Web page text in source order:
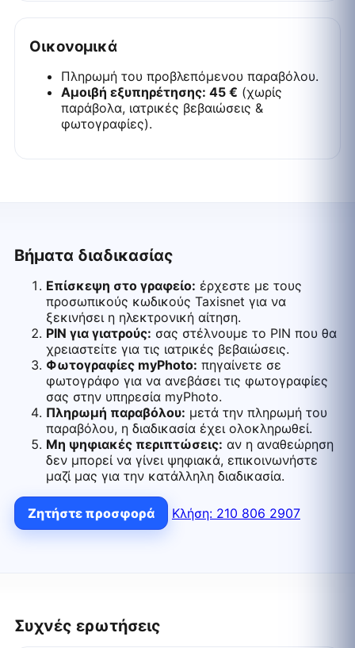
Οικονομικά
Πληρωμή του προβλεπόμενου παραβόλου.
Αμοιβή εξυπηρέτησης: 45 € (χωρίς
παράβολα, ιατρικές βεβαιώσεις &
φωτογραφίες).
Βήματα διαδικασίας
Επίσκεψη στο γραφείο: έρχεστε με τους
προσωπικούς κωδικούς Taxisnet για να
ξεκινήσει η ηλεκτρονική αίτηση.
PIN για γιατρούς: σας στέλνουμε το PIN που θα
χρειαστείτε για τις ιατρικές βεβαιώσεις.
Φωτογραφίες myPhoto: πηγαίνετε σε
φωτογράφο για να ανεβάσει τις φωτογραφίες
σας στην υπηρεσία myPhoto.
Πληρωμή παραβόλου: μετά την πληρωμή του
παραβόλου, η διαδικασία έχει ολοκληρωθεί.
Μη ψηφιακές περιπτώσεις: αν η αναθεώρηση
δεν μπορεί να γίνει ψηφιακά, επικοινωνήστε
μαζί μας για την κατάλληλη διαδικασία.
Ζητήστε προσφορά Κλήση: 210 806 2907
Συχνές ερωτήσεις